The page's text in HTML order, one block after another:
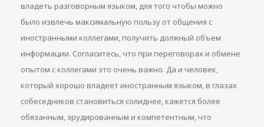
владеть разговорным языком, для того чтобы можно
было извлечь максимальную пользу от общения с
иностранными коллегами, получить должный объем
информации. Согласитесь, что при переговорах и обмене
опытом с коллегами это очень важно. Да и человек,
который хорошо владеет иностранным языком, в глазах
собеседников становиться солиднее, кажется более
обязанным, эрудированным и компетентным, что